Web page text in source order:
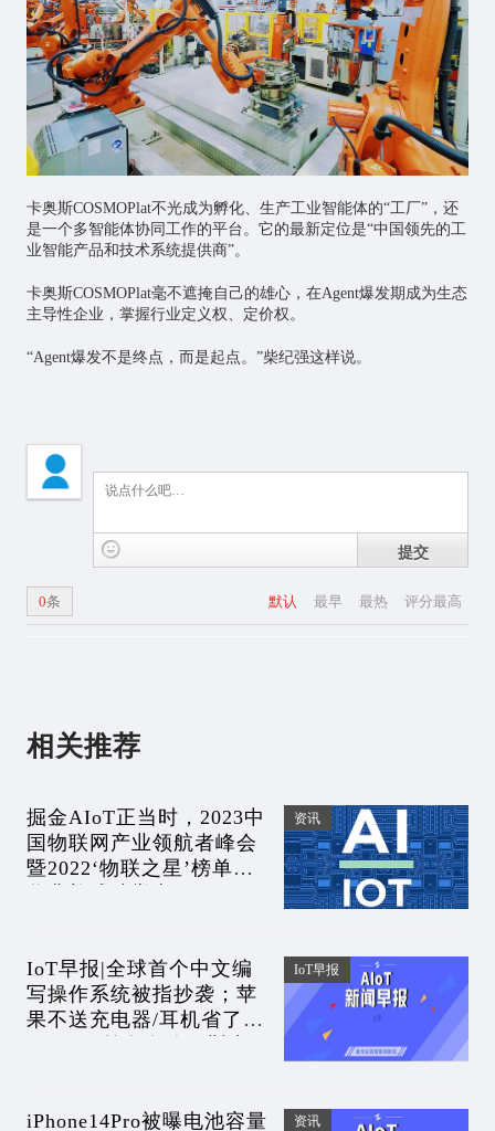
卡奥斯COSMOPlat不光成为孵化、生产工业智能体的“工厂”，还
是一个多智能体协同工作的平台。它的最新定位是“中国领先的工
业智能产品和技术系统提供商”。
卡奥斯COSMOPlat毫不遮掩自己的雄心，在Agent爆发期成为生态
主导性企业，掌握行业定义权、定价权。
“Agent爆发不是终点，而是起点。”柴纪强这样说。
提交
默认 最早 最热 评分最高
0条
相关推荐
掘金AIoT正当时，2023中
国物联网产业领航者峰会
暨2022‘物联之星’榜单颁
资讯
IoT早报|全球首个中文编
写操作系统被指抄袭；苹
果不送充电器/耳机省了超
IoT早报
iPhone14Pro被曝电池容量 资讯